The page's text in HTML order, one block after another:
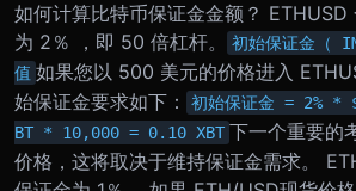
如何计算比特币保证金金额？ ETHUSD
为 2％ ，即 50 倍杠杆。
初始保证金（
值 如果您以 500 美元的价格进入
始保证金要求如下：
初始保证金 = 2%
BT * 10,000 = 0.10 XBT 下一个重要的
价格，这将取决于维持保证金需求。